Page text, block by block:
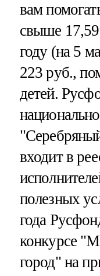
вам
свыше
году (на 5
223 руб.,
детей.
входит в
полезных
года
конкурсе
город" на